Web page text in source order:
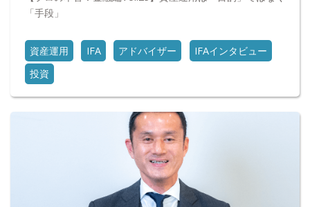
「手段」
資産運用 IFA アドバイザー
IFAインタビュー
投資